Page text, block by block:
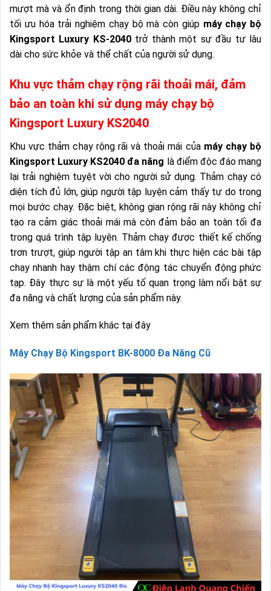
mượt mà và ổn định trong thời gian dài. Điều này không chỉ
tối ưu hóa trải nghiệm chạy bộ mà còn giúp máy chạy bộ
Kingsport Luxury KS-2040trở thành một sự đầu tư lâu
dài cho sức khỏe và thể chất của người sử dụng.
Khu vực thảm chạy rộng rãi thoải mái, đảm
bảo an toàn khi sử dụng máy chạy bộ
Kingsport Luxury KS2040
Khu vực thảm chạy rộng rãi và thoải mái của máy chạy bộ
Kingsport Luxury KS2040 đa năng là điểm độc đáo mang
lại trải nghiệm tuyệt vời cho người sử dụng. Thảm chạy có
diện tích đủ lớn, giúp người tập luyện cảm thấy tự do trong
mọi bước chạy. Đặc biệt, không gian rộng rãi này không chỉ
tạo ra cảm giác thoải mái mà còn đảm bảo an toàn tối đa
trong quá trình tập luyện. Thảm chạy được thiết kế chống
trơn trượt, giúp người tập an tâm khi thực hiện các bài tập
chạy nhanh hay thậm chí các động tác chuyển động phức
tạp. Đây thực sự là một yếu tố quan trọng làm nổi bật sự
đa năng và chất lượng của sản phẩm này.
Xem thêm sản phẩm khác tại đây
Máy Chạy Bộ Kingsport BK-8000 Đa Năng Cũ